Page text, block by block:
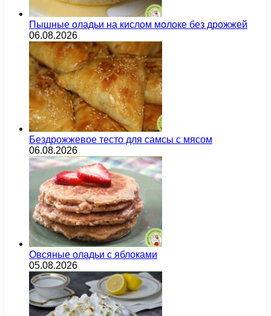
Пышные оладьи на кислом молоке без дрожжей
06.08.2026
Бездрожжевое тесто для самсы с мясом
06.08.2026
Овсяные оладьи с яблоками
05.08.2026